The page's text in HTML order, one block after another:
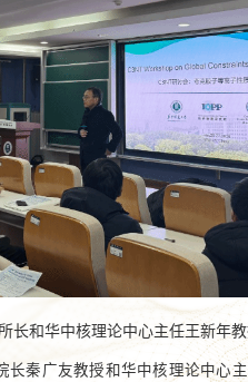
长和华中核理论中心主任王新年
秦广友教授和华中核理论中心